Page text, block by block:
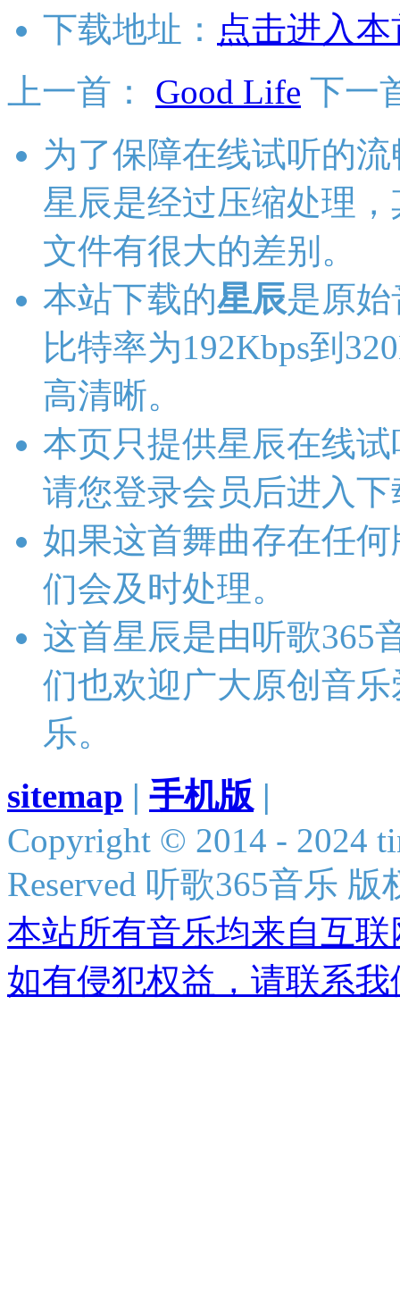
下载地址： 点击进入
上一首：
Good Life 下一
为了保障在线试听的
星辰是经过压缩处理
文件有很大的差别。
本站下载的星辰是原
比特率为192Kbps到
高清晰。
本页只提供星辰在线
请您登录会员后进入
如果这首舞曲存在任
们会及时处理。
这首星辰是由听歌365
们也欢迎广大原创音
乐。
sitemap | 手机版 |
Copyright © 2014 - 2024
Reserved 听歌365音乐 版
本站所有音乐均来自互
如有侵犯权益，请联系